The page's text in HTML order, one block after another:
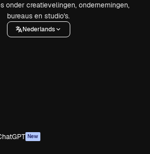
onder creatievelingen, ondernemingen,
bureaus en studio's.
Nederlands
New